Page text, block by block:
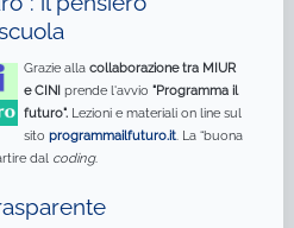
Grazie alla collaborazione tra MIUR
e CINI prende l'avvio "Programma il
futuro". Lezioni e materiali on line sul
sito programmailfuturo.it. La “buona
dal coding.